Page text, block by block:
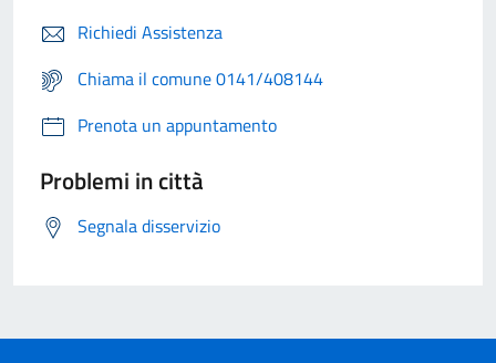
Richiedi Assistenza
Chiama il comune 0141/408144
Prenota un appuntamento
Problemi in città
Segnala disservizio